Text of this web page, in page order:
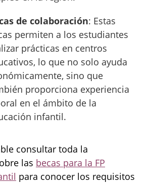
de colaboración: Estas
permiten a los estudiantes
prácticas en centros
lo que no solo ayuda
sino que
proporciona experiencia
en el ámbito de la
infantil.
consultar toda la
las becas para la FP
para conocer los requisitos